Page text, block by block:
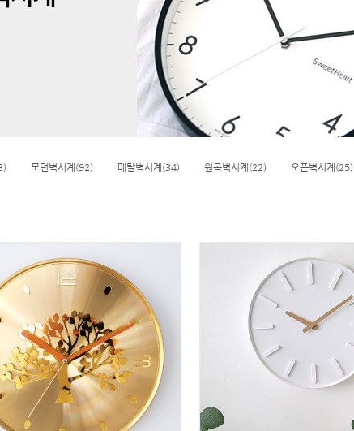
모던벽시계(92) 메탈벽시계(34) 원목벽시계(22) 오픈벽시계(25)